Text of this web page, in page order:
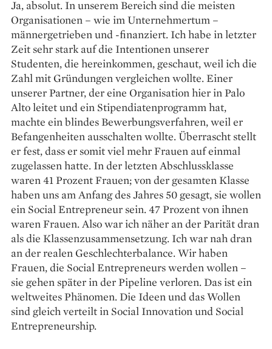
Ja, absolut. In unserem Bereich sind die meisten
Organisationen – wie im Unternehmertum –
männergetrieben und -finanziert. Ich habe in letzter
Zeit sehr stark auf die Intentionen unserer
Studenten, die hereinkommen, geschaut, weil ich die
Zahl mit Gründungen vergleichen wollte. Einer
unserer Partner, der eine Organisation hier in Palo
Alto leitet und ein Stipendiatenprogramm hat,
machte ein blindes Bewerbungsverfahren, weil er
Befangenheiten ausschalten wollte. Überrascht stellt
er fest, dass er somit viel mehr Frauen auf einmal
zugelassen hatte. In der letzten Abschlussklasse
waren 41 Prozent Frauen; von der gesamten Klasse
haben uns am Anfang des Jahres 50 gesagt, sie wollen
ein Social Entrepreneur sein. 47 Prozent von ihnen
waren Frauen. Also war ich näher an der Parität dran
als die Klassenzusammensetzung. Ich war nah dran
an der realen Geschlechterbalance. Wir haben
Frauen, die Social Entrepreneurs werden wollen –
sie gehen später in der Pipeline ­verloren. Das ist ein
weltweites Phänomen. Die Ideen und das Wollen
sind gleich verteilt in Social Innovation und Social
Entrepreneurship.